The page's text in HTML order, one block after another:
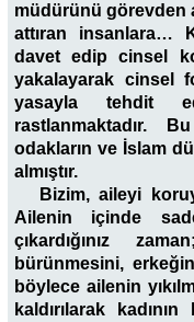
müdürünü görevden
attıran insanlara…
davet edip cinsel
yakalayarak cinsel
yasayla tehdit
rastlanmaktadır.
odakların ve İslam
almıştır.
Bizim, aileyi
Ailenin içinde
çıkardığınız
bürünmesini,
böylece ailenin
kaldırılarak